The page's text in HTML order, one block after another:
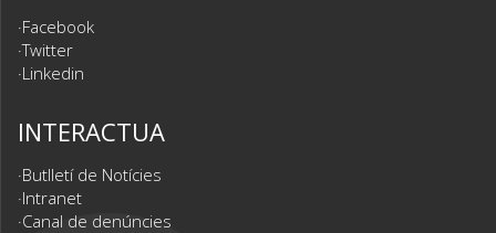
Facebook
Twitter
Linkedin
INTERACTUA
Butlletí de Notícies
Intranet
Canal de denúncies